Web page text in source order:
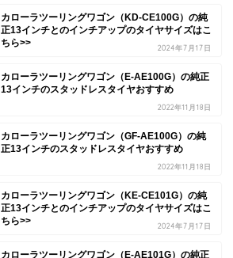
カローラツーリングワゴン（KD-CE100G）の純
正13インチとのインチアップのタイヤサイズはこ
ちら>>
2024年7月17日
カローラツーリングワゴン（E-AE100G）の純正
13インチのスタッドレスタイヤおすすめ
2022年11月18日
カローラツーリングワゴン（GF-AE100G）の純
正13インチのスタッドレスタイヤおすすめ
2022年11月18日
カローラツーリングワゴン（KE-CE101G）の純
正13インチとのインチアップのタイヤサイズはこ
ちら>>
2024年7月17日
カローラツーリングワゴン（E-AE101G）の純正